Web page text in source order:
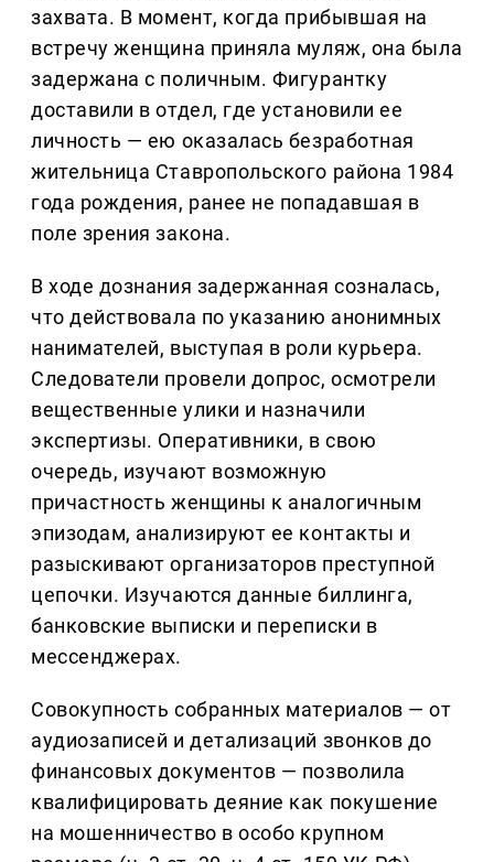
захвата. В момент, когда прибывшая на
встречу женщина приняла муляж, она была
задержана с поличным. Фигурантку
доставили в отдел, где установили ее
личность — ею оказалась безработная
жительница Ставропольского района 1984
года рождения, ранее не попадавшая в
поле зрения закона.
В ходе дознания задержанная созналась,
что действовала по указанию анонимных
нанимателей, выступая в роли курьера.
Следователи провели допрос, осмотрели
вещественные улики и назначили
экспертизы. Оперативники, в свою
очередь, изучают возможную
причастность женщины к аналогичным
эпизодам, анализируют ее контакты и
разыскивают организаторов преступной
цепочки. Изучаются данные биллинга,
банковские выписки и переписки в
мессенджерах.
Совокупность собранных материалов — от
аудиозаписей и детализаций звонков до
финансовых документов — позволила
квалифицировать деяние как покушение
на мошенничество в особо крупном